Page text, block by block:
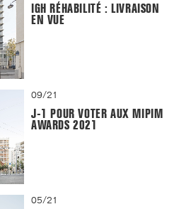
IGH RÉHABILITÉ : LIVRAISON
EN VUE
09/21
J-1 POUR VOTER AUX MIPIM
AWARDS 2021
05/21